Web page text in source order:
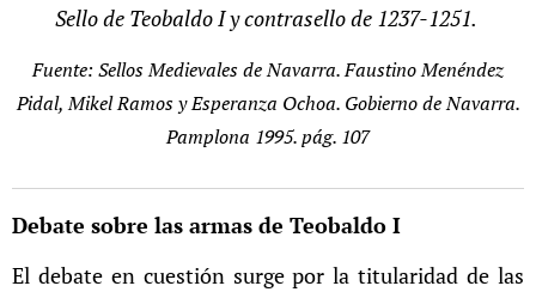
Sello de Teobaldo I y contrasello de 1237-1251.
Fuente: Sellos Medievales de Navarra. Faustino Menéndez
Pidal, Mikel Ramos y Esperanza Ochoa. Gobierno de Navarra.
Pamplona 1995. pág. 107
Debate sobre las armas de Teobaldo I
El debate en cuestión surge por la titularidad de las